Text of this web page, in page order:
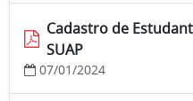
Cadastro de
SUAP
07/01/2024